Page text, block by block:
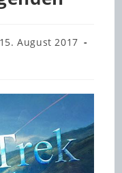
15. August 2017